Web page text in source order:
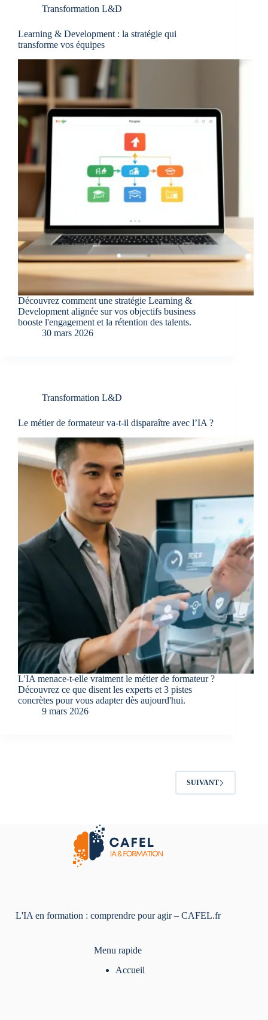
Transformation L&D
Learning & Development : la stratégie qui
transforme vos équipes
Découvrez comment une stratégie Learning &
Development alignée sur vos objectifs business
booste l'engagement et la rétention des talents.
30 mars 2026
Transformation L&D
Le métier de formateur va-t-il disparaître avec l’IA ?
L'IA menace-t-elle vraiment le métier de formateur ?
Découvrez ce que disent les experts et 3 pistes
concrètes pour vous adapter dès aujourd'hui.
9 mars 2026
SUIVANT
L'IA en formation : comprendre pour agir – CAFEL.fr
Menu rapide
Accueil